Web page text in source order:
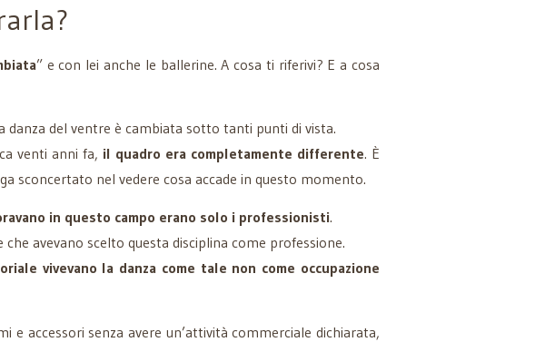
” e con lei anche le ballerine. A cosa ti riferivi? E a cosa
danza del ventre è cambiata sotto tanti punti di vista.
venti anni fa, il quadro era completamente differente. È
sconcertato nel vedere cosa accade in questo momento.
in questo campo erano solo i professionisti.
avevano scelto questa disciplina come professione.
vivevano la danza come tale non come occupazione
e accessori senza avere un’attività commerciale dichiarata,